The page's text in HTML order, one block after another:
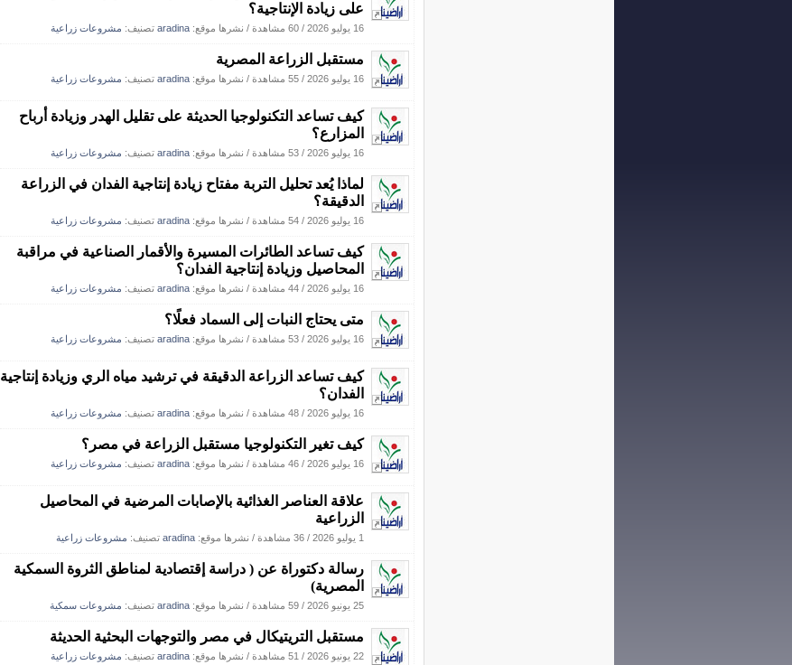
على زيادة الإنتاجية؟
16 يوليو 2026 / 60 مشاهدة / نشرها موقع: aradina تصنيف: مشروعات زراعية
مستقبل الزراعة المصرية
16 يوليو 2026 / 55 مشاهدة / نشرها موقع: aradina تصنيف: مشروعات زراعية
كيف تساعد التكنولوجيا الحديثة على تقليل الهدر وزيادة أرباح
المزارع؟
16 يوليو 2026 / 53 مشاهدة / نشرها موقع: aradina تصنيف: مشروعات زراعية
لماذا يُعد تحليل التربة مفتاح زيادة إنتاجية الفدان في الزراعة
الدقيقة؟
16 يوليو 2026 / 54 مشاهدة / نشرها موقع: aradina تصنيف: مشروعات زراعية
كيف تساعد الطائرات المسيرة والأقمار الصناعية في مراقبة
المحاصيل وزيادة إنتاجية الفدان؟
16 يوليو 2026 / 44 مشاهدة / نشرها موقع: aradina تصنيف: مشروعات زراعية
متى يحتاج النبات إلى السماد فعلًا؟
16 يوليو 2026 / 53 مشاهدة / نشرها موقع: aradina تصنيف: مشروعات زراعية
كيف تساعد الزراعة الدقيقة في ترشيد مياه الري وزيادة إنتاجية
الفدان؟
16 يوليو 2026 / 48 مشاهدة / نشرها موقع: aradina تصنيف: مشروعات زراعية
كيف تغير التكنولوجيا مستقبل الزراعة في مصر؟
16 يوليو 2026 / 46 مشاهدة / نشرها موقع: aradina تصنيف: مشروعات زراعية
علاقة العناصر الغذائية بالإصابات المرضية في المحاصيل
الزراعية
1 يوليو 2026 / 36 مشاهدة / نشرها موقع: aradina تصنيف: مشروعات زراعية
رسالة دكتوراة عن ( دراسة إقتصادية لمناطق الثروة السمكية
المصرية)
25 يونيو 2026 / 59 مشاهدة / نشرها موقع: aradina تصنيف: مشروعات سمكية
مستقبل التريتيكال في مصر والتوجهات البحثية الحديثة
22 يونيو 2026 / 51 مشاهدة / نشرها موقع: aradina تصنيف: مشروعات زراعية